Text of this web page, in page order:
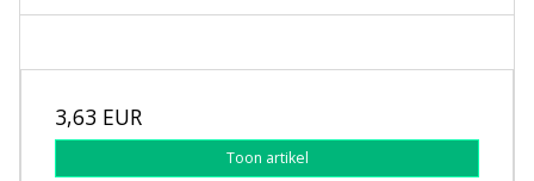
3,63 EUR
Toon artikel